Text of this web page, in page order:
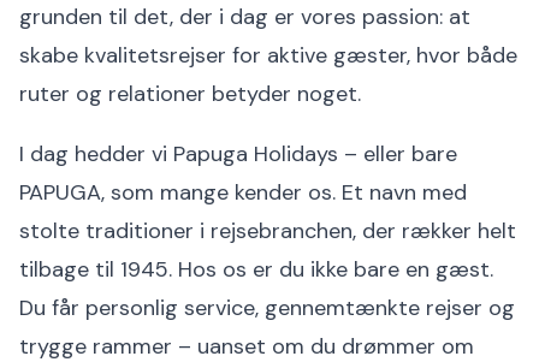
grunden til det, der i dag er vores passion: at
skabe kvalitetsrejser for aktive gæster, hvor både
ruter og relationer betyder noget.
I dag hedder vi Papuga Holidays – eller bare
PAPUGA, som mange kender os. Et navn med
stolte traditioner i rejsebranchen, der rækker helt
tilbage til 1945. Hos os er du ikke bare en gæst.
Du får personlig service, gennemtænkte rejser og
trygge rammer – uanset om du drømmer om